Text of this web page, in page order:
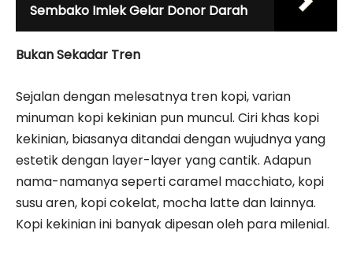
Sembako Imlek Gelar Donor Darah
Bukan Sekadar Tren
Sejalan dengan melesatnya tren kopi, varian
minuman kopi kekinian pun muncul. Ciri khas kopi
kekinian, biasanya ditandai dengan wujudnya yang
estetik dengan layer-layer yang cantik. Adapun
nama-namanya seperti caramel macchiato, kopi
susu aren, kopi cokelat, mocha latte dan lainnya.
Kopi kekinian ini banyak dipesan oleh para milenial.